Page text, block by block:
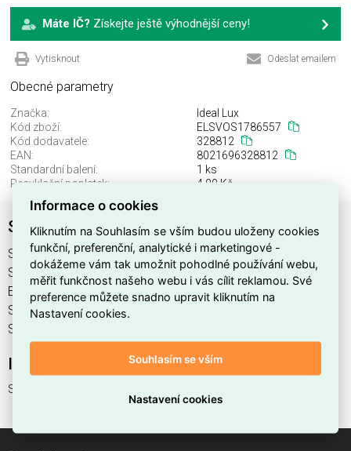
Máte IČ? Získejte ještě výhodnější ceny!
Vytisknout Odeslat emailem
Obecné parametry
Značka:
Ideal Lux
Kód zboží:
ELSVOS1786557
Kód dodavatele:
328812
EAN:
8021696328812
Standardní balení:
1 ks
Recyklační poplatek:
4,00 Kč
SPIKE PL1 SQUARE RAME
SPIKE PL1 SQUARE RAME najdete v kategoriích Svítidla,
Svítidla, světelné zdroje a LED osvětlení, výrobce Ideal Lux,
EAN 8021696328812, kód dodavatele 328812. SPIKE PL1
SQUARE RAME nabízíme od 1 ks. Kód EMAS SPIKE PL1
SQUARE RAME je ELSVOS1786557.
Interní název produktu
SPIKE PL1 SQUARE RAME
Informace o cookies
Kliknutím na Souhlasím se vším budou uloženy cookies
funkční, preferenční, analytické i marketingové -
dokážeme vám tak umožnit pohodlné používání webu,
měřit funkčnost našeho webu i vás cílit reklamou. Své
preference můžete snadno upravit kliknutím na
Nastavení cookies.
Souhlasím se vším
Nastavení cookies